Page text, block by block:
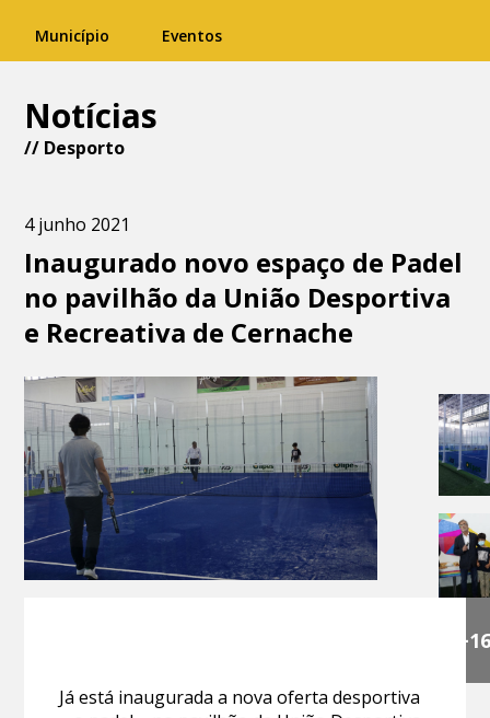
Município Eventos
Notícias
// Desporto
4 junho 2021
Inaugurado novo espaço de Padel
no pavilhão da União Desportiva
e Recreativa de Cernache
+16
Já está inaugurada a nova oferta desportiva